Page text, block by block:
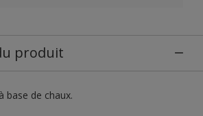
produit
base de chaux.